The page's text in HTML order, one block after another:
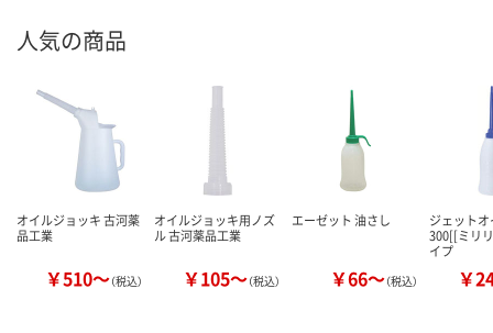
人気の商品
オイルジョッキ 古河薬
品工業
￥510～（税込）
オイルジョッキ用ノズ
ル 古河薬品工業
￥105～（税込）
エーゼット 油さし
￥66～（税込）
ジェット
300[[ミリ
イプ
￥